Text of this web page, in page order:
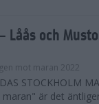
Låås och
mot maran 2022
STOCKHOLM
är det